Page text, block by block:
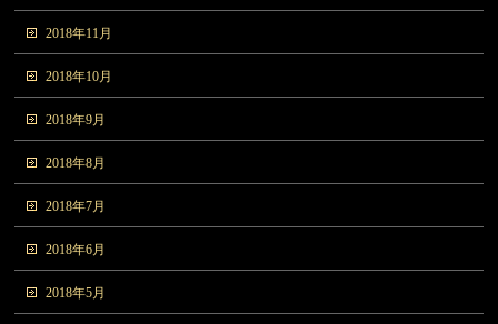
2018年11月
2018年10月
2018年9月
2018年8月
2018年7月
2018年6月
2018年5月